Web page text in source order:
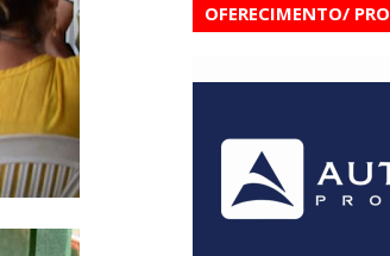
OFERECIMENTO/